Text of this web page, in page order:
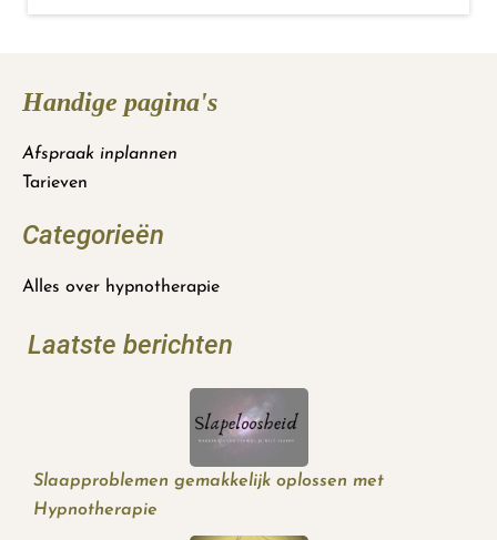
Handige pagina's
Afspraak inplannen
Tarieven
Categorieën
Alles over hypnotherapie
Laatste berichten
Slaapproblemen gemakkelijk oplossen met
Hypnotherapie